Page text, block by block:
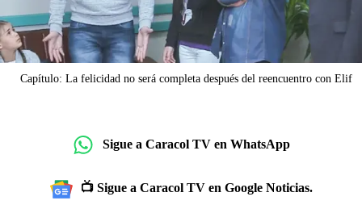
Capítulo: La felicidad no será completa después del reencuentro con Elif
Sigue a Caracol TV en WhatsApp
📺 Sigue a Caracol TV en Google Noticias.